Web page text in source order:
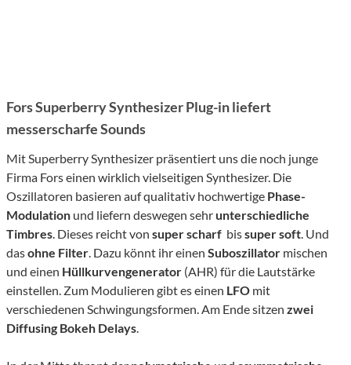
Fors Superberry Synthesizer Plug-in liefert
messerscharfe Sounds
Mit Superberry Synthesizer präsentiert uns die noch junge
Firma Fors einen wirklich vielseitigen Synthesizer. Die
Oszillatoren basieren auf qualitativ hochwertige Phase-
Modulation und liefern deswegen sehr unterschiedliche
Timbres. Dieses reicht von super scharf bissuper soft. Und
dasohne Filter. Dazu könnt ihr einen Suboszillator mischen
und einen Hüllkurvengenerator (AHR) für die Lautstärke
einstellen. Zum Modulieren gibt es einen LFO mit
verschiedenen Schwingungsformen. Am Ende sitzen zwei
Diffusing Bokeh Delays.